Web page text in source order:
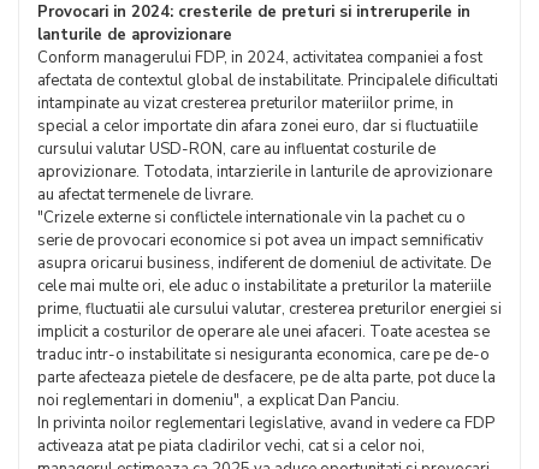
Provocari in 2024: cresterile de preturi si intreruperile in
lanturile de aprovizionare
Conform managerului FDP, in 2024, activitatea companiei a fost
afectata de contextul global de instabilitate. Principalele dificultati
intampinate au vizat cresterea preturilor materiilor prime, in
special a celor importate din afara zonei euro, dar si fluctuatiile
cursului valutar USD-RON, care au influentat costurile de
aprovizionare. Totodata, intarzierile in lanturile de aprovizionare
au afectat termenele de livrare.
"Crizele externe si conflictele internationale vin la pachet cu o
serie de provocari economice si pot avea un impact semnificativ
asupra oricarui business, indiferent de domeniul de activitate. De
cele mai multe ori, ele aduc o instabilitate a preturilor la materiile
prime, fluctuatii ale cursului valutar, cresterea preturilor energiei si
implicit a costurilor de operare ale unei afaceri. Toate acestea se
traduc intr-o instabilitate si nesiguranta economica, care pe de-o
parte afecteaza pietele de desfacere, pe de alta parte, pot duce la
noi reglementari in domeniu", a explicat Dan Panciu.
In privinta noilor reglementari legislative, avand in vedere ca FDP
activeaza atat pe piata cladirilor vechi, cat si a celor noi,